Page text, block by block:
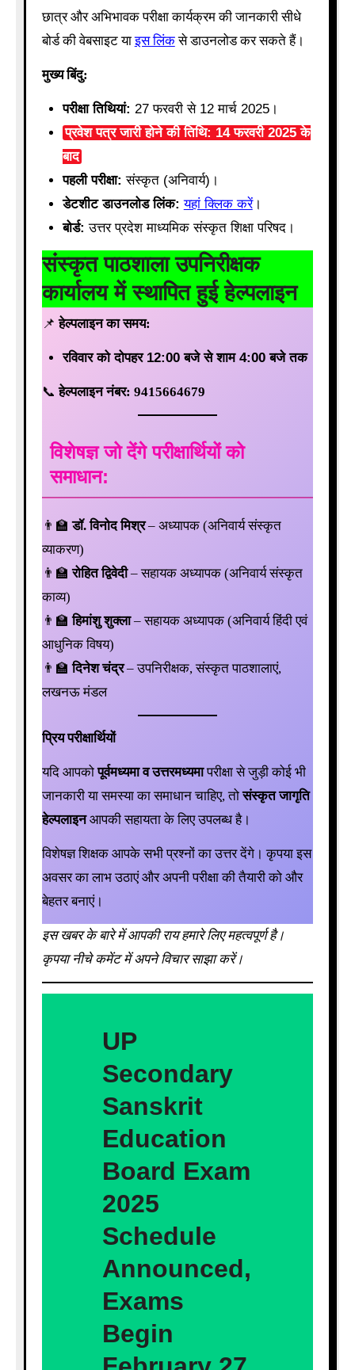
छात्र और अभिभावक परीक्षा कार्यक्रम की जानकारी सीधे
बोर्ड की वेबसाइट याइस लिंकसे डाउनलोड कर सकते हैं।
मुख्य बिंदु:
परीक्षा तिथियां: 27 फरवरी से 12 मार्च 2025।
प्रवेश पत्र जारी होने की तिथि: 14 फरवरी 2025 के
बाद
पहली परीक्षा: संस्कृत (अनिवार्य)।
डेटशीट डाउनलोड लिंक: यहां क्लिक करें।
बोर्ड: उत्तर प्रदेश माध्यमिक संस्कृत शिक्षा परिषद।
संस्कृत पाठशाला उपनिरीक्षक
कार्यालय में स्थापित हुई हेल्पलाइन
📌हेल्पलाइन का समय:
रविवार को दोपहर 12:00 बजे से शाम 4:00 बजे तक
📞हेल्पलाइन नंबर: 9415664679
विशेषज्ञ जो देंगे परीक्षार्थियों को
समाधान:
👨‍🏫डॉ. विनोद मिश्र– अध्यापक (अनिवार्य संस्कृत
व्याकरण)
👨‍🏫रोहित द्विवेदी– सहायक अध्यापक (अनिवार्य संस्कृत
काव्य)
👨‍🏫हिमांशु शुक्ला– सहायक अध्यापक (अनिवार्य हिंदी एवं
आधुनिक विषय)
👨‍🏫दिनेश चंद्र– उपनिरीक्षक, संस्कृत पाठशालाएं,
लखनऊ मंडल
प्रिय परीक्षार्थियों
यदि आपकोपूर्वमध्यमा व उत्तरमध्यमापरीक्षा से जुड़ी कोई भी
जानकारी या समस्या का समाधान चाहिए, तोसंस्कृत जागृति
हेल्पलाइनआपकी सहायता के लिए उपलब्ध है।
विशेषज्ञ शिक्षक आपके सभी प्रश्नों का उत्तर देंगे। कृपया इस
अवसर का लाभ उठाएं और अपनी परीक्षा की तैयारी को और
बेहतर बनाएं।
इस खबर के बारे में आपकी राय हमारे लिए महत्वपूर्ण है।
कृपया नीचे कमेंट में अपने विचार साझा करें।
UP
Secondary
Sanskrit
Education
Board Exam
2025
Schedule
Announced,
Exams
Begin